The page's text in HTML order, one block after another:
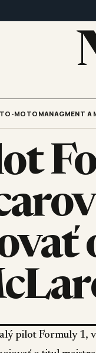
MOTOMANAGMENT A
pilot Formuly 1,